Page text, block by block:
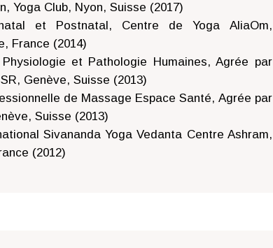
Yoga Club, Nyon, Suisse (2017)
et Postnatal, Centre de Yoga AliaOm,
France (2014)
et Pathologie Humaines, Agrée par
Genève, Suisse (2013)
de Massage Espace Santé, Agrée par
Suisse (2013)
Sivananda Yoga Vedanta Centre Ashram,
(2012)